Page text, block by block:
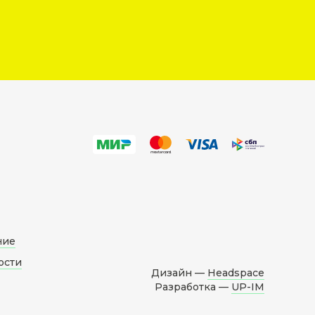
Дизайн — Headspace
Разработка — UP-IM